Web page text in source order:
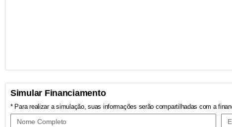
Simular Financiamento
* Para realizar a simulação, suas informações serão compartilhadas com a